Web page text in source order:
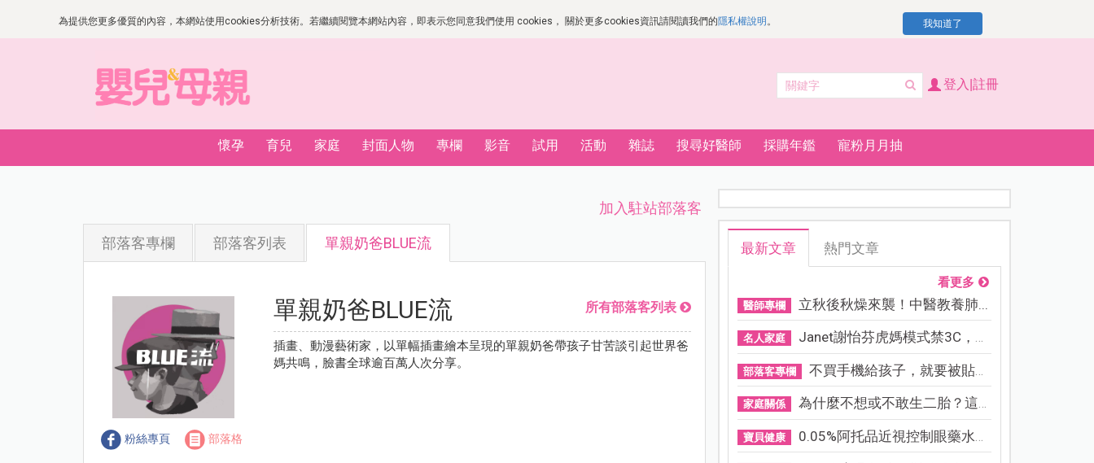
為提供您更多優質的內容，本網站使用cookies分析技術。若繼續閱覽本網站內容，即表示您同意我們使用 cookies， 關於更多cookies資訊請閱讀我們的隱私權說明 。 我知道了
登入|註冊
懷孕 育兒 家庭 封面人物 專欄 影音 試用 活動 雜誌 搜尋好醫師 採購年鑑 寵粉月月抽
加入駐站部落客
部落客專欄 部落客列表 單親奶爸BLUE流
粉絲專頁 部落格
單親奶爸BLUE流 所有部落客列表
插畫、動漫藝術家，以單幅插畫繪本呈現的單親奶爸帶孩子甘苦談引起世界爸
媽共鳴，臉書全球逾百萬人次分享。
最新文章 熱門文章
看更多
醫師專欄 立秋後秋燥來襲！中醫教養肺...
名人家庭 Janet謝怡芬虎媽模式禁3C，看...
部落客專欄 不買手機給孩子，就要被貼「...
家庭關係 為什麼不想或不敢生二胎？這8...
寶貝健康 0.05%阿托品近視控制眼藥水納...